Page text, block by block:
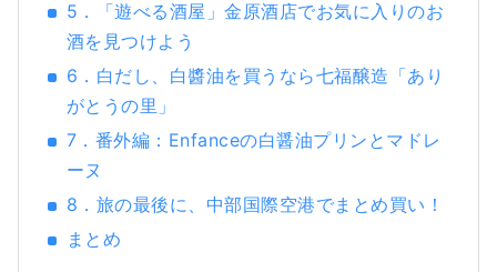
5．「遊べる酒屋」金原酒店でお気に入りのお
酒を見つけよう
6．白だし、白醬油を買うなら七福醸造「あり
がとうの里」
7．番外編：Enfanceの白醤油プリンとマドレ
ーヌ
8．旅の最後に、中部国際空港でまとめ買い！
まとめ